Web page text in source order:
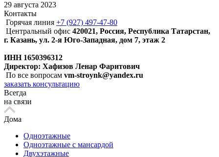
29 августа 2023
Контакты
Горячая линия +7 (927) 497-47-80
Центральный офис 420021, Россия, Республика Татарстан,
г. Казань, ул. 2-я Юго-Западная, дом 7, этаж 2
ИНН 1650396312
Директор: Хафизов Ленар Фаритович
По все вопросам vm-stroynk@yandex.ru
заказать консультацию
Всегда
на связи
Дома
Одноэтажные
Одноэтажные с мансардой
Двухэтажные